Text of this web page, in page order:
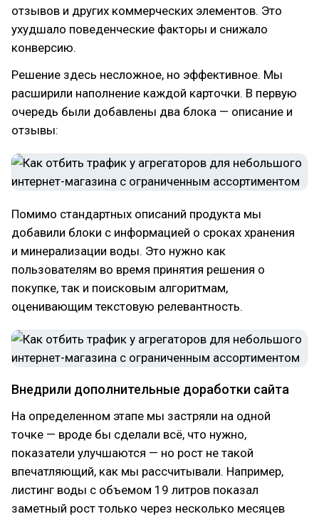
отзывов и других коммерческих элементов. Это
ухудшало поведенческие факторы и снижало
конверсию.
Решение здесь несложное, но эффективное. Мы
расширили наполнение каждой карточки. В первую
очередь были добавлены два блока — описание и
отзывы:
Помимо стандартных описаний продукта мы
добавили блоки с информацией о сроках хранения
и минерализации воды. Это нужно как
пользователям во время принятия решения о
покупке, так и поисковым алгоритмам,
оценивающим текстовую релевантность.
Внедрили дополнительные доработки сайта
На определенном этапе мы застряли на одной
точке — вроде бы сделали всё, что нужно,
показатели улучшаются — но рост не такой
впечатляющий, как мы рассчитывали. Например,
листинг воды с объемом 19 литров показал
заметный рост только через несколько месяцев